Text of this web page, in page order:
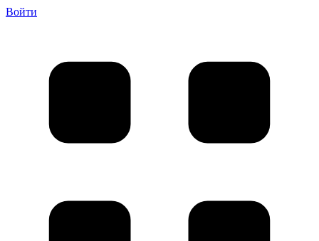
Войти